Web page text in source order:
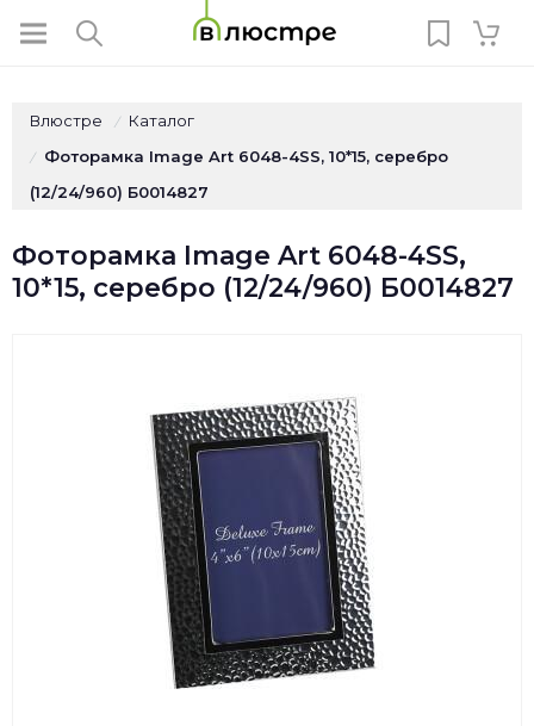
Влюстре / Каталог
/
Фоторамка Image Art 6048-4SS, 10*15, серебро
(12/24/960) Б0014827
Фоторамка Image Art 6048-4SS,
10*15, серебро (12/24/960) Б0014827